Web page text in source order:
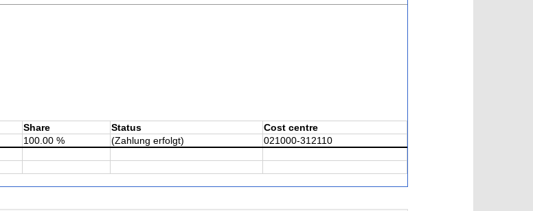
Share Status
Cost centre
100.00 % (Zahlung erfolgt)
021000-312110